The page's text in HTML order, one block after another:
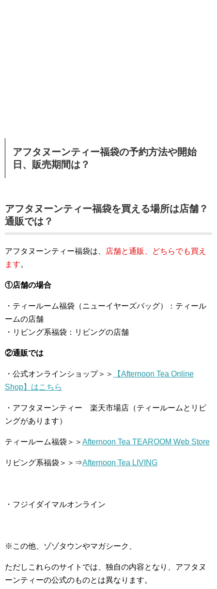
アフタヌーンティー福袋の予約方法や開始
日、販売期間は？
アフタヌーンティー福袋を買える場所は店舗？
通販では？
アフタヌーンティー福袋は、
店舗と通販、どちらでも買え
ます。
①店舗の場合
・ティールーム福袋（ニューイヤーズバッグ）：ティール
ームの店舗
・リビング系福袋：リビングの店舗
②通販では
・公式オンラインショップ＞＞
【Afternoon Tea Online
Shop】はこちら
・アフタヌーンティー 楽天市場店（ティールームとリビ
ングがあります）
ティールーム福袋＞＞ Afternoon Tea TEAROOM Web Store
リビング系福袋＞＞⇒Afternoon Tea LIVING
・フジイダイマルオンライン
※この他、ゾゾタウンやマガシーク、
ただしこれらのサイトでは、独自の内容となり、アフタヌ
ーンティーの公式のものとは異なります。